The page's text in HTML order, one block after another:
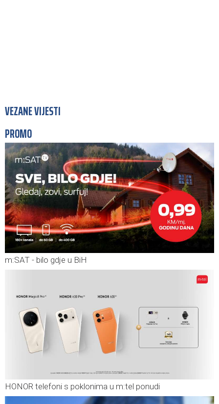
VEZANE VIJESTI
PROMO
m:SAT - bilo gdje u BiH
HONOR telefoni s poklonima u m:tel ponudi